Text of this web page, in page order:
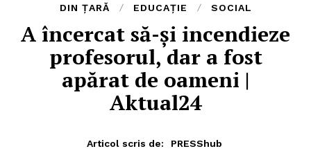
DIN ȚARĂ EDUCAȚIE SOCIAL
A încercat să-și incendieze
profesorul, dar a fost
apărat de oameni |
Aktual24
Articol scris de:
PRESShub